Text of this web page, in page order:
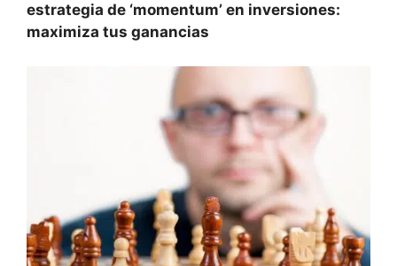
estrategia de ‘momentum’ en inversiones:
maximiza tus ganancias